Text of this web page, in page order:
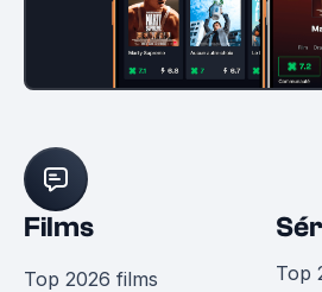
Films
Top 2026 films
Top